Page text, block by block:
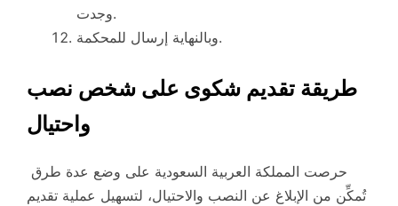
وجدت.
وبالنهاية إرسال للمحكمة.
طريقة تقديم شكوى على شخص نصب
واحتيال
تُمكِّن من الإبلاغ عن النصب والاحتيال، لتسهيل عملية تقديم